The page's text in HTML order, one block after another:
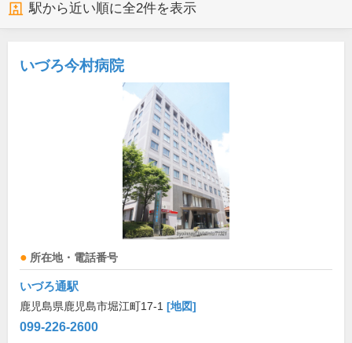
駅から近い順に全2件を表示
いづろ今村病院
所在地・電話番号
いづろ通駅
鹿児島県鹿児島市堀江町17-1 [地図]
099-226-2600